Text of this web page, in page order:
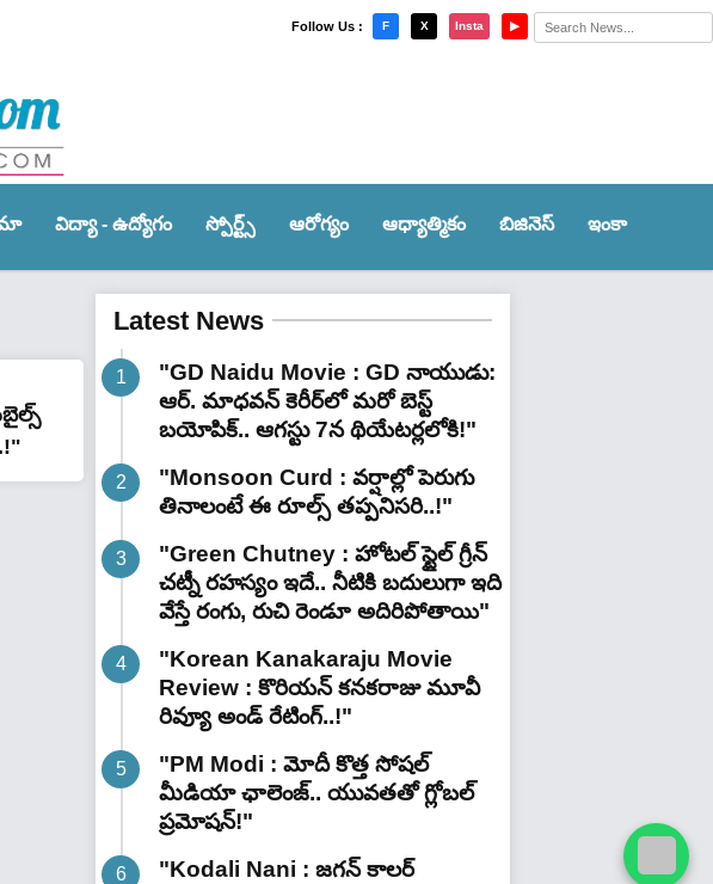
Follow Us : F X Insta ▶
విద్యా - ఉద్యోగం స్పోర్ట్స్‌ ఆరోగ్యం ఆధ్యాత్మికం బిజినెస్ ఇంకా
×
Latest News
"GD Naidu Movie : GD నాయుడు:
ఆర్. మాధవన్‌ కెరీర్‌లో మరో బెస్ట్
బయోపిక్.. ఆగస్టు 7న థియేటర్లలోకి!"
"Monsoon Curd : వర్షాల్లో పెరుగు
తినాలంటే ఈ రూల్స్ తప్పనిసరి..!"
"Green Chutney : హోటల్ స్టైల్ గ్రీన్
చట్నీ రహస్యం ఇదే.. నీటికి బదులుగా ఇది
వేస్తే రంగు, రుచి రెండూ అదిరిపోతాయి"
"Korean Kanakaraju Movie
Review : కొరియన్ కనకరాజు మూవీ
రివ్యూ అండ్ రేటింగ్‌..!"
"PM Modi : మోదీ కొత్త సోషల్
మీడియా ఛాలెంజ్.. యువతతో గ్లోబల్
ప్రమోషన్!"
"Kodali Nani : జగన్ కాలర్